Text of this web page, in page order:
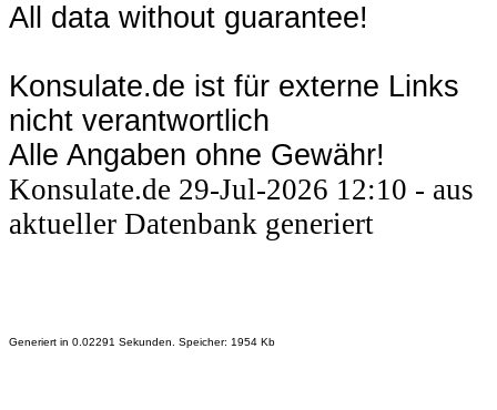
All data without guarantee!
Konsulate.de ist für externe Links
nicht verantwortlich
Alle Angaben ohne Gewähr!
Konsulate.de 29-Jul-2026 12:10 - aus
aktueller Datenbank generiert
Generiert in 0.02291 Sekunden. Speicher: 1954 Kb